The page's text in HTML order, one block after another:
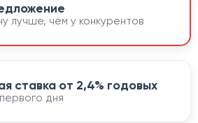
лучше, чем у конкурентов
ставка от 2,4% годовых
дня